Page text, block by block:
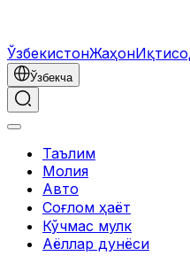
ЎзбекистонЖаҳон
Ўзбекча
Таълим
Молия
Авто
Соғлом ҳаёт
Кўчмас мулк
Аёллар дунёси